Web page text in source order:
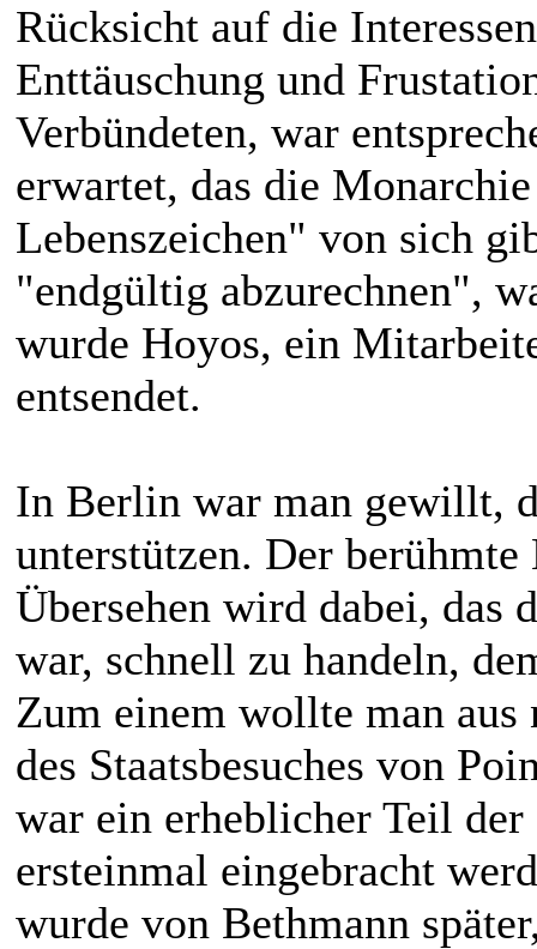
Rücksicht auf die
Enttäuschung und
Verbündeten, war
erwartet, das die
Lebenszeichen" von sich
"endgültig abzurechnen",
wurde Hoyos, ein
entsendet.
In Berlin war man gewillt,
unterstützen. Der
Übersehen wird dabei, das
war, schnell zu handeln,
Zum einem wollte man aus
des Staatsbesuches von
war ein erheblicher Teil
ersteinmal eingebracht
wurde von Bethmann